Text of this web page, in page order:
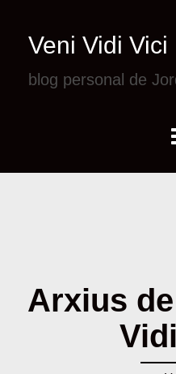
Veni Vidi Vici
blog personal de
Arxius